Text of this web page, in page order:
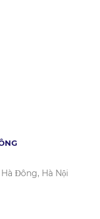
Đông, Hà Nội